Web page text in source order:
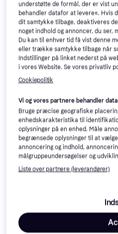
Medi Lusi lusekam
Lusekam
53 kr.
9 butikker
Annonce
understøtte de formål, der er vist
behandler datafor at levere«.
dit samtykke tilbage, deaktiveres
noget indhold og annoncer, du ser,
Du kan til enhver tid få vist denne
eller trække samtykke tilbage når
Indstillinger på linket nederst på
i vores Website. Se vores privatliv
Cookiepolitik
Vi og vores partnere behandler
Bruge præcise geografiske
enhedskarakteristika til
oplysninger på en enhed. Måle
begrænsede oplysninger til at
annoncering og indhold,
målgruppeundersøgelser og
Liste over partnere (leverandører)